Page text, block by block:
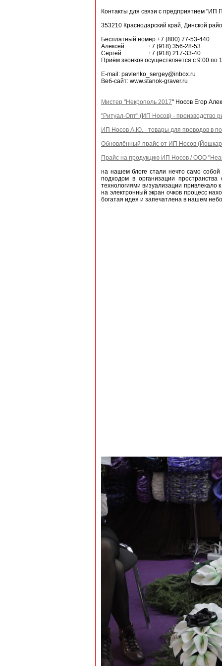
Контакты для связи с предприятием "ИП
353210 Краснодарский край, Динской
Бесплатный номер +7 (800) 77-53-440
Алексей +7 (918) 356-28-53
Сергей +7 (918) 217-33-40
Приём звонков осуществляется с 9:00 по
E-mail: pavlenko_sergey@inbox.ru
Веб-сайт: www.stanok-graver.ru
Мистер "Некрополь 2017" Носов Егор
"Ритуал-Опт" (ИП Носов) - производство
ИП Носов А.Ю. - товары для проводов в
Обновлённый прайс от ИП Носов
Прайс на продукцию ИП Носов / ООО
на нашем блоге стали нечто само
подходом в организации пространства
технологиями визуализации
на электронный экран очков процесс
богатая идея и запечатлена в нашем